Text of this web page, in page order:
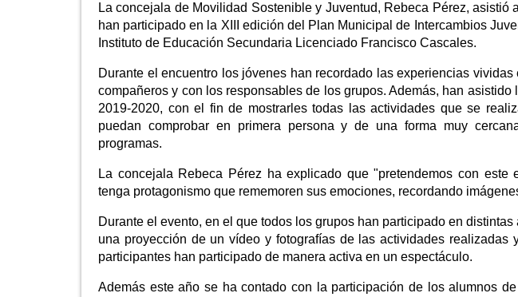
La concejala de Movilidad Sostenible y Juventud, Rebeca Pérez, asistió
han participado en la XIII edición del Plan Municipal de Intercambios
Instituto de Educación Secundaria Licenciado Francisco Cascales.
Durante el encuentro los jóvenes han recordado las experiencias
compañeros y con los responsables de los grupos. Además, han
2019-2020, con el fin de mostrarles todas las actividades que se
puedan comprobar en primera persona y de una forma muy
programas.
La concejala Rebeca Pérez ha explicado que "pretendemos con este
tenga protagonismo que rememoren sus emociones, recordando
Durante el evento, en el que todos los grupos han participado en
una proyección de un vídeo y fotografías de las actividades
participantes han participado de manera activa en un espectáculo.
Además este año se ha contado con la participación de los alumnos